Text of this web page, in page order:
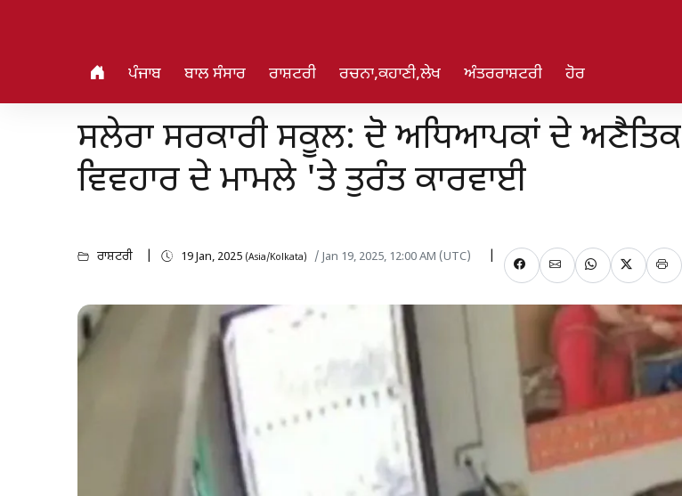
ਪੰਜਾਬ ਬਾਲ ਸੰਸਾਰ ਰਾਸ਼ਟਰੀ ਰਚਨਾ,ਕਹਾਣੀ,ਲੇਖ ਅੰਤਰਰਾਸ਼ਟਰੀ ਹੋਰ
ਸਲੇਰਾ ਸਰਕਾਰੀ ਸਕੂਲ: ਦੋ ਅਧਿਆਪਕਾਂ ਦੇ ਅਣੈਤਿਕ
ਵਿਵਹਾਰ ਦੇ ਮਾਮਲੇ 'ਤੇ ਤੁਰੰਤ ਕਾਰਵਾਈ
ਰਾਸ਼ਟਰੀ 19 Jan, 2025 (Asia/Kolkata) / Jan 19, 2025, 12:00 AM (UTC)